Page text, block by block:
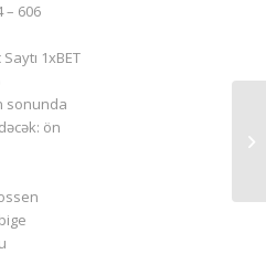
– 606
1xBET
sonunda
ön